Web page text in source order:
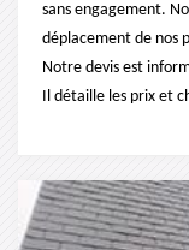
sans engagement.
déplacement de nos
Notre devis est
Il détaille les prix et